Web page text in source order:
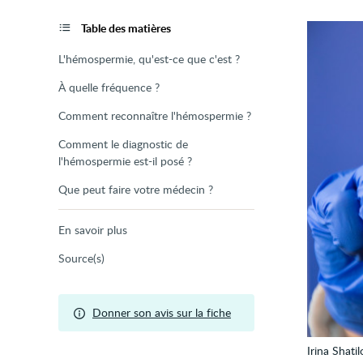
page
Irina
Table des matières
L'hémospermie, qu'est-ce que c'est ?
À quelle fréquence ?
Comment reconnaître l'hémospermie ?
Comment le diagnostic de
l'hémospermie est-il posé ?
Que peut faire votre médecin ?
En savoir plus
Source(s)
Donner son avis sur la fiche